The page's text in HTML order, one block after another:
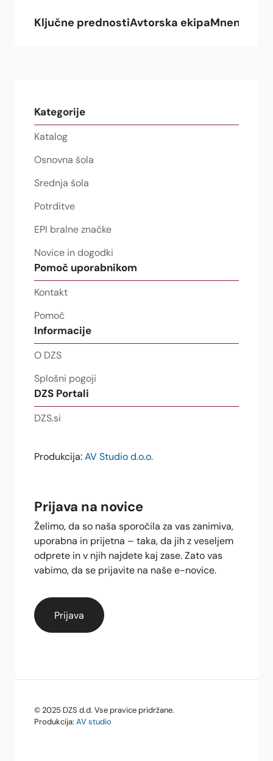
Ključne prednostiAvtorska ekipaMnenja
Kategorije
Katalog
Osnovna šola
Srednja šola
Potrditve
EPI bralne značke
Novice in dogodki
Pomoč uporabnikom
Kontakt
Pomoč
Informacije
O DZS
Splošni pogoji
DZS Portali
DZS.si
Produkcija: AV Studio d.o.o.
Prijava na novice
Želimo, da so naša sporočila za vas zanimiva,
uporabna in prijetna – taka, da jih z veseljem
odprete in v njih najdete kaj zase. Zato vas
vabimo, da se prijavite na naše e-novice.
© 2025 DZS d.d. Vse pravice pridržane.
Produkcija: AV studio